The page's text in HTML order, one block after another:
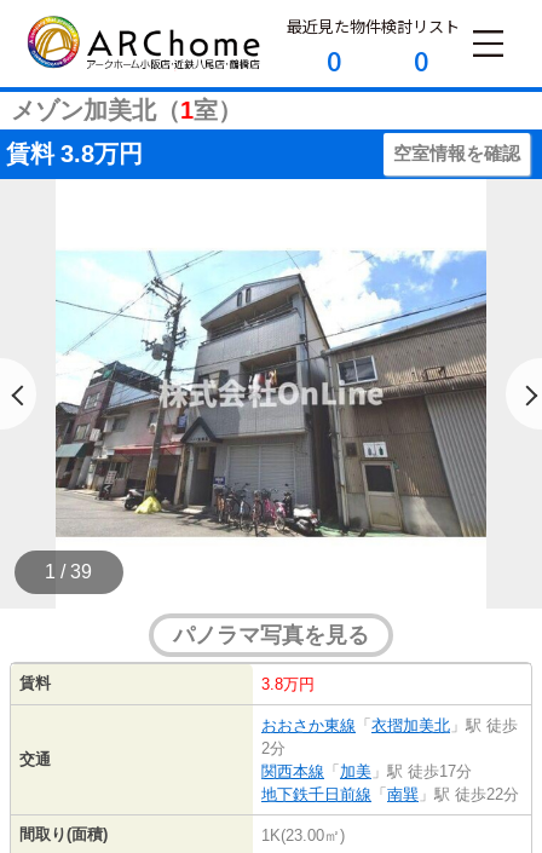
最近見た物件
0
検討リスト
0
メゾン加美北（1室）
賃料 3.8万円 空室情報を確認
1 / 39
パノラマ写真を見る
賃料 3.8万円
交通
おおさか東線 「 衣摺加美北 」駅 徒歩
2分
関西本線 「 加美 」駅 徒歩17分
地下鉄千日前線 「 南巽 」駅 徒歩22分
間取り(面積) 1K(23.00㎡)